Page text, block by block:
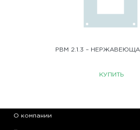
РВМ 2.1.3 –
КУПИТЬ
О компании